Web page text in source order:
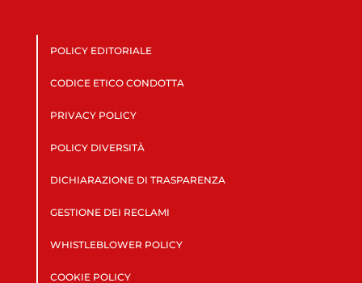
POLICY EDITORIALE
CODICE ETICO CONDOTTA
PRIVACY POLICY
POLICY DIVERSITÀ
DICHIARAZIONE DI TRASPARENZA
GESTIONE DEI RECLAMI
WHISTLEBLOWER POLICY
COOKIE POLICY